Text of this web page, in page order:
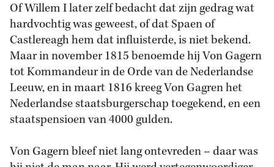
Of Willem I later zelf bedacht dat zijn gedrag wat
hardvochtig was geweest, of dat Spaen of
Castlereagh hem dat influisterde, is niet bekend.
Maar in november 1815 benoemde hij Von Gagern
tot Kommandeur in de Orde van de Nederlandse
Leeuw, en in maart 1816 kreeg Von Gagren het
Nederlandse staatsburgerschap toegekend, en een
staatspensioen van 4000 gulden.
Von Gagern bleef niet lang ontevreden – daar was